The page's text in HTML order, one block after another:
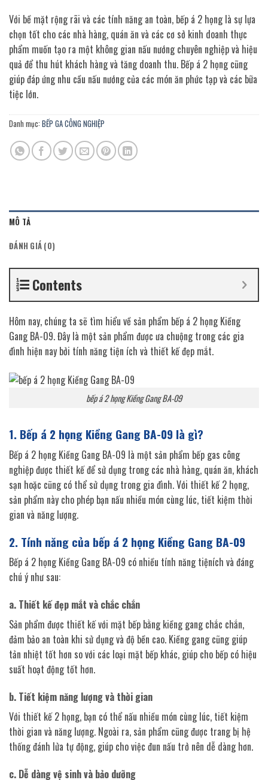
Với bề mặt rộng rãi và các tính năng an toàn, bếp á 2 họng là sự lựa
chọn tốt cho các nhà hàng, quán ăn và các cơ sở kinh doanh thực
phẩm muốn tạo ra một không gian nấu nướng chuyên nghiệp và hiệu
quả để thu hút khách hàng và tăng doanh thu. Bếp á 2 họng cũng
giúp đáp ứng nhu cầu nấu nướng của các món ăn phức tạp và các bữa
tiệc lớn.
Danh mục: BẾP GA CÔNG NGHIỆP
MÔ TẢ
ĐÁNH GIÁ (0)
Contents
Hôm nay, chúng ta sẽ tìm hiểu về sản phẩm bếp á 2 họng Kiềng
Gang BA-09. Đây là một sản phẩm được ưa chuộng trong các gia
đình hiện nay bởi tính năng tiện ích và thiết kế đẹp mắt.
bếp á 2 họng Kiềng Gang BA-09
1. Bếp á 2 họng Kiềng Gang BA-09 là gì?
Bếp á 2 họng Kiềng Gang BA-09 là một sản phẩm bếp gas công
nghiệp được thiết kế để sử dụng trong các nhà hàng, quán ăn, khách
sạn hoặc cũng có thể sử dụng trong gia đình. Với thiết kế 2 họng,
sản phẩm này cho phép bạn nấu nhiều món cùng lúc, tiết kiệm thời
gian và năng lượng.
2. Tính năng của bếp á 2 họng Kiềng Gang BA-09
Bếp á 2 họng Kiềng Gang BA-09 có nhiều tính năng tiệních và đáng
chú ý như sau:
a. Thiết kế đẹp mắt và chắc chắn
Sản phẩm được thiết kế với mặt bếp bằng kiềng gang chắc chắn,
đảm bảo an toàn khi sử dụng và độ bền cao. Kiềng gang cũng giúp
tản nhiệt tốt hơn so với các loại mặt bếp khác, giúp cho bếp có hiệu
suất hoạt động tốt hơn.
b. Tiết kiệm năng lượng và thời gian
Với thiết kế 2 họng, bạn có thể nấu nhiều món cùng lúc, tiết kiệm
thời gian và năng lượng. Ngoài ra, sản phẩm cũng được trang bị hệ
thống đánh lửa tự động, giúp cho việc đun nấu trở nên dễ dàng hơn.
c. Dễ dàng vệ sinh và bảo dưỡng